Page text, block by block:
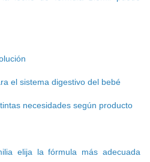
el sistema digestivo del bebé
necesidades según producto
elija la fórmula más adecuada